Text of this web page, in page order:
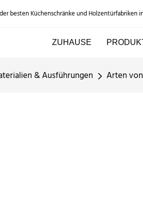
besten Küchenschränke und Holzentürfabriken
ZUHAUSE
& Ausführungen Arten